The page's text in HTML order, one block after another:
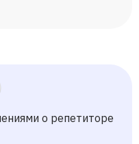
о репетиторе